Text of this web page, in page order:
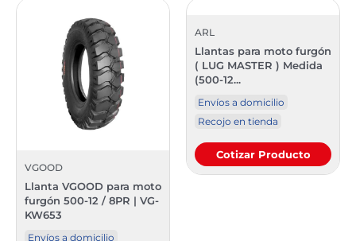
VGOOD
Llanta VGOOD para moto
furgón 500-12 / 8PR | VG-
KW653
Envíos a domicilio
ARL
Llantas para moto furgón
( LUG MASTER ) Medida
(500-12...
Envíos a domicilio
Recojo en tienda
Cotizar Producto